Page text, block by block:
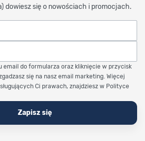
dowiesz się o nowościach i promocjach.
email do formularza oraz kliknięcie w przycisk
się na nasz email marketing. Więcej
Ci prawach, znajdziesz w Polityce
Zapisz się